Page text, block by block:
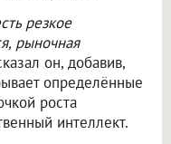
резкое
рыночная
он, добавив,
определённые
роста
интеллект.